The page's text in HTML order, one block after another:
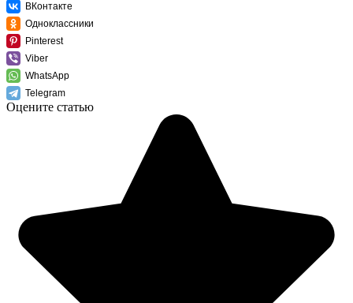
ВКонтакте
Одноклассники
Pinterest
Viber
WhatsApp
Telegram
Оцените статью